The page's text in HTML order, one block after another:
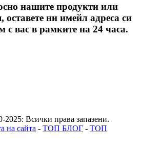
нашите продукти или
оставете ни имейл адреса си
с вас в рамките на 24 часа.
Всички права запазени.
на сайта - ТОП БЛОГ - ТОП